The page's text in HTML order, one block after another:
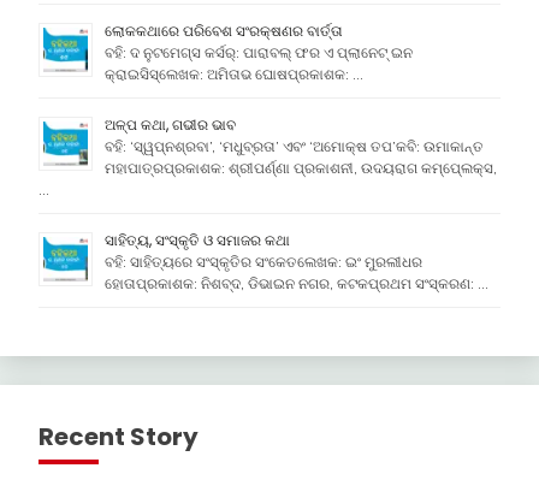
ଲୋକକଥାରେ ପରିବେଶ ସଂରକ୍ଷଣର ବାର୍ତ୍ତା
ବହି: ଦ ନୁଟମେଗ୍ସ କର୍ସର୍: ପାରାବଲ୍ ଫର ଏ ପ୍ଲାନେଟ୍ ଇନ
କ୍ରାଇସିସ୍ଲେଖକ: ଅମିତାଭ ଘୋଷପ୍ରକାଶକ: …
ଅଳ୍ପ କଥା, ଗଭୀର ଭାବ
ବହି: ‘ସ୍ୱପ୍ନଶ୍ରବା’, ‘ମଧୁବ୍ରତା’ ଏବଂ ‘ଅମୋକ୍ଷ ତପ’କବି: ଉମାକାନ୍ତ
ମହାପାତ୍ରପ୍ରକାଶକ: ଶ୍ରୀପର୍ଣ୍ଣା ପ୍ରକାଶନୀ, ଉଦୟରାଗ କମ୍ପେ୍ଲକ୍ସ,
ସାହିତ୍ୟ, ସଂସ୍କୃତି ଓ ସମାଜର କଥା
ବହି: ସାହିତ୍ୟରେ ସଂସ୍କୃତିର ସଂକେତଲେଖକ: ଇଂ ମୁରଲୀଧର
ହୋତାପ୍ରକାଶକ: ନିଶବ୍ଦ, ଡିଭାଇନ ନଗର, କଟକପ୍ରଥମ ସଂସ୍କରଣ: …
Recent Story